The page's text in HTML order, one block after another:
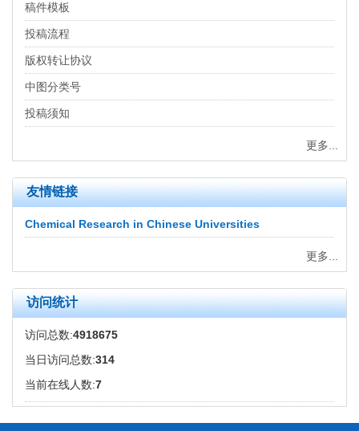
稿件模板
投稿流程
版权转让协议
中图分类号
投稿须知
更多...
友情链接
Chemical Research in Chinese Universities
更多...
访问统计
访问总数:4918675
当日访问总数:314
当前在线人数:7